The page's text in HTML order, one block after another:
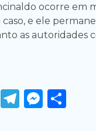
ocorre em
e ele
as autoridades
WhatsApp
Telegram